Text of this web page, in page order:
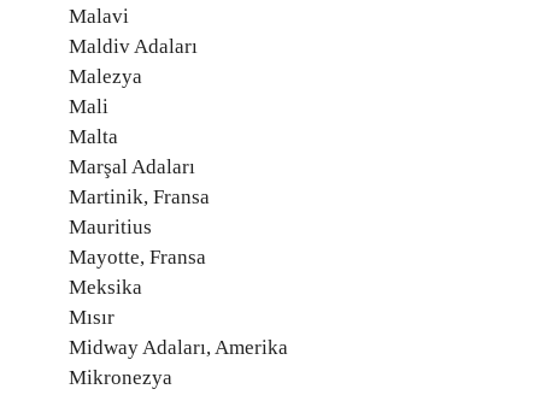
Malavi
Maldiv Adaları
Malezya
Mali
Malta
Marşal Adaları
Martinik, Fransa
Mauritius
Mayotte, Fransa
Meksika
Mısır
Midway Adaları, Amerika
Mikronezya